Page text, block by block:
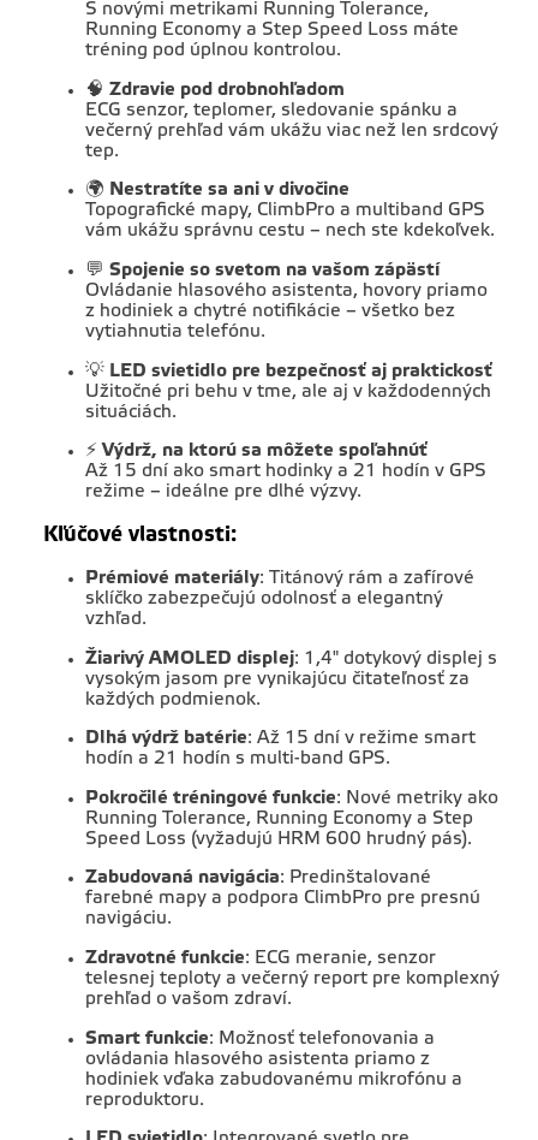
S novými metrikami Running Tolerance,
Running Economy a Step Speed Loss máte
tréning pod úplnou kontrolou.
🧠Zdravie pod drobnohľadom
ECG senzor, teplomer, sledovanie spánku a
večerný prehľad vám ukážu viac než len srdcový
tep.
🌍 Nestratíte sa ani v divočine
Topografické mapy, ClimbPro a multiband GPS
vám ukážu správnu cestu – nech ste kdekoľvek.
💬Spojenie so svetom na vašom zápästí
Ovládanie hlasového asistenta, hovory priamo
z hodiniek a chytré notifikácie – všetko bez
vytiahnutia telefónu.
💡 LED svietidlo pre bezpečnosť aj praktickosť
Užitočné pri behu v tme, ale aj v každodenných
situáciách.
⚡Výdrž, na ktorú sa môžete spoľahnúť
Až 15 dní ako smart hodinky a 21 hodín v GPS
režime – ideálne pre dlhé výzvy.
Kľúčové vlastnosti:
Prémiové materiály:
Titánový rám a zafírové
sklíčko zabezpečujú odolnosť a elegantný
vzhľad.
Žiarivý AMOLED displej: 1,4" dotykový displej s
vysokým jasom pre vynikajúcu čitateľnosť za
každých podmienok.
Dlhá výdrž batérie:Až 15 dní v režime smart
hodín a 21 hodín s multi-band GPS.
Pokročilé tréningové funkcie: Nové metriky ako
Running Tolerance, Running Economy a Step
Speed Loss (vyžadujú HRM 600 hrudný pás).
Zabudovaná navigácia: Predinštalované
farebné mapy a podpora ClimbPro pre presnú
navigáciu.
Zdravotné funkcie: ECG meranie, senzor
telesnej teploty a večerný report pre komplexný
prehľad o vašom zdraví.
Smart funkcie: Možnosť telefonovania a
ovládania hlasového asistenta priamo z
hodiniek vďaka zabudovanému mikrofónu a
reproduktoru.